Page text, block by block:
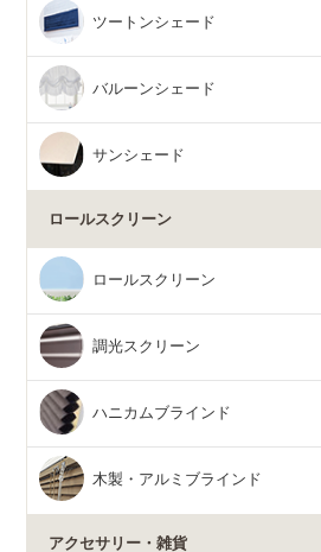
ツートンシェード
バルーンシェード
サンシェード
ロールスクリーン
ロールスクリーン
調光スクリーン
ハニカムブラインド
木製・アルミブラインド
アクセサリー・雑貨